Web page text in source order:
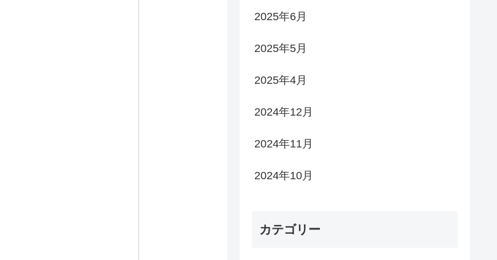
2025年6月
2025年5月
2025年4月
2024年12月
2024年11月
2024年10月
カテゴリー